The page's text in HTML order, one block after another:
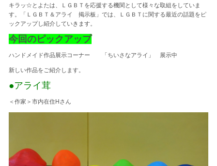
キラッ☆とよたは、ＬＧＢＴを応援する機関として様々な取組をしていま
す。「ＬＧＢＴ＆アライ 掲示板」では、ＬＧＢＴに関する最近の話題をピ
ックアップし紹介していきます。
今回のピックアップ
ハンドメイド作品展示コーナー 「ちいさなアライ」 展示中
新しい作品をご紹介します。
●アライ茸
＜作家＞市内在住Hさん